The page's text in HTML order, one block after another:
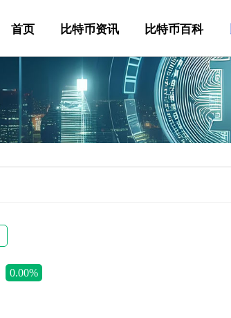
首页 比特币资讯 比特币百科
0.00%